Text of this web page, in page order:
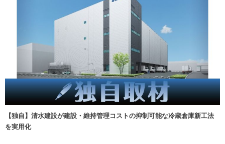
【独自】清水建設が建設・維持管理コストの抑制可能な冷蔵倉庫新工法
を実用化